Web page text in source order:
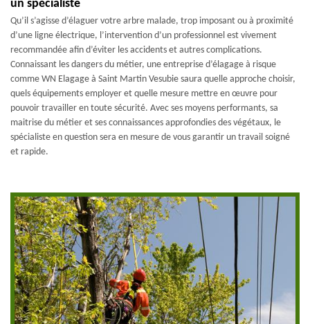
un spécialiste
Qu’il s’agisse d’élaguer votre arbre malade, trop imposant ou à proximité
d’une ligne électrique, l’intervention d’un professionnel est vivement
recommandée afin d’éviter les accidents et autres complications.
Connaissant les dangers du métier, une entreprise d’élagage à risque
comme WN Elagage à Saint Martin Vesubie saura quelle approche choisir,
quels équipements employer et quelle mesure mettre en œuvre pour
pouvoir travailler en toute sécurité. Avec ses moyens performants, sa
maitrise du métier et ses connaissances approfondies des végétaux, le
spécialiste en question sera en mesure de vous garantir un travail soigné
et rapide.